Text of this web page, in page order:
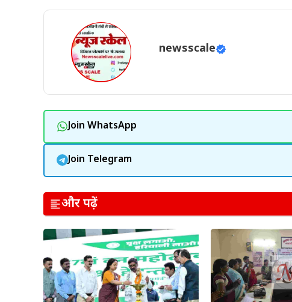
newsscale
Join WhatsApp
Join Telegram
और पढ़ें